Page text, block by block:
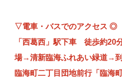
▽電車・バスでのアクセス ◎
「西葛西」駅下車 徒歩約20
場→清新臨海ふれあい緑道→
臨海町二丁目団地前行「臨海